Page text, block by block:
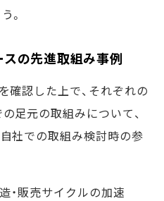
。
の先進取組み事例
認した上で、それぞれの
足元の取組みについて、
社での取組み検討時の参
・販売サイクルの加速